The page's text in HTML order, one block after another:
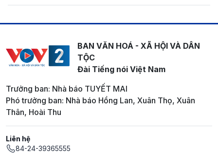
BAN VĂN HOÁ - XÃ HỘI VÀ DÂN
TỘC
Đài Tiếng nói Việt Nam
Trưởng ban: Nhà báo TUYẾT MAI
Phó trưởng ban: Nhà báo Hồng Lan, Xuân Thọ, Xuân
Thân, Hoài Thu
Liên hệ
84-24-39365555